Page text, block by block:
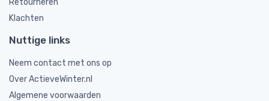
Retourneren
Klachten
Nuttige links
Neem contact met ons op
Over ActieveWinter.nl
Algemene voorwaarden